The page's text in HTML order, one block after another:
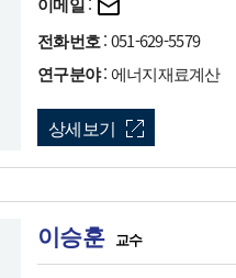
전화번호: 051-629-5579
연구분야: 에너지재료계산
상세보기
이승훈 교수